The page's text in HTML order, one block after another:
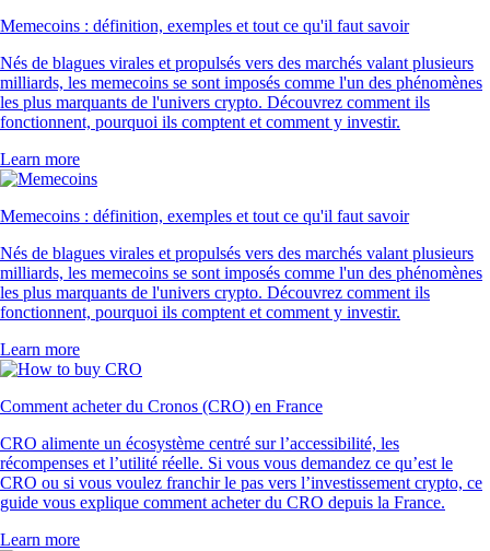
Memecoins : définition, exemples et tout ce qu'il faut savoir
Nés de blagues virales et propulsés vers des marchés valant plusieurs
milliards, les memecoins se sont imposés comme l'un des phénomènes
les plus marquants de l'univers crypto. Découvrez comment ils
fonctionnent, pourquoi ils comptent et comment y investir.
Learn more
Memecoins : définition, exemples et tout ce qu'il faut savoir
Nés de blagues virales et propulsés vers des marchés valant plusieurs
milliards, les memecoins se sont imposés comme l'un des phénomènes
les plus marquants de l'univers crypto. Découvrez comment ils
fonctionnent, pourquoi ils comptent et comment y investir.
Learn more
Comment acheter du Cronos (CRO) en France
CRO alimente un écosystème centré sur l’accessibilité, les
récompenses et l’utilité réelle. Si vous vous demandez ce qu’est le
CRO ou si vous voulez franchir le pas vers l’investissement crypto, ce
guide vous explique comment acheter du CRO depuis la France.
Learn more